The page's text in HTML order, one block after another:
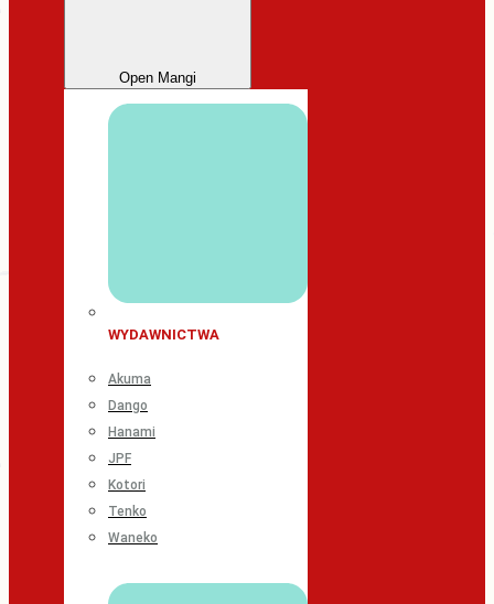
Open Mangi
WYDAWNICTWA
Akuma
Dango
Hanami
JPF
Kotori
Tenko
Waneko